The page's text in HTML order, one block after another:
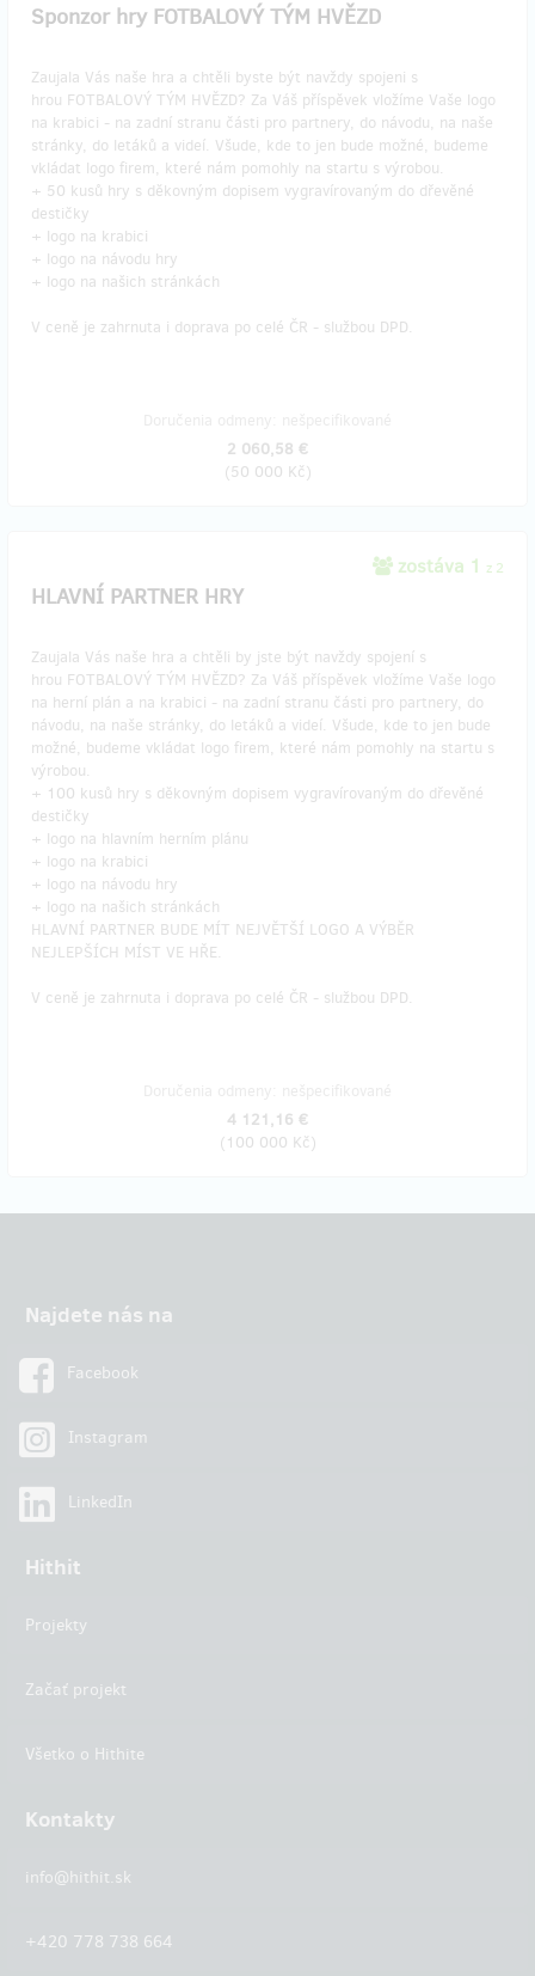
Sponzor hry FOTBALOVÝ TÝM HVĚZD
Zaujala Vás naše hra a chtěli byste být navždy spojeni s
hrou FOTBALOVÝ TÝM HVĚZD? Za Váš příspěvek vložíme Vaše logo
na krabici - na zadní stranu části pro partnery, do návodu, na naše
stránky, do letáků a videí. Všude, kde to jen bude možné, budeme
vkládat logo firem, které nám pomohly na startu s výrobou.
+ 50 kusů hry s děkovným dopisem vygravírovaným do dřevěné
destičky
+ logo na krabici
+ logo na návodu hry
+ logo na našich stránkách
V ceně je zahrnuta i doprava po celé ČR - službou DPD.
2 060,58 €
(50 000 Kč)
zostáva 1 z 2
HLAVNÍ PARTNER HRY
Zaujala Vás naše hra a chtěli by jste být navždy spojení s
hrou FOTBALOVÝ TÝM HVĚZD? Za Váš příspěvek vložíme Vaše logo
na herní plán a na krabici - na zadní stranu části pro partnery, do
návodu, na naše stránky, do letáků a videí. Všude, kde to jen bude
možné, budeme vkládat logo firem, které nám pomohly na startu s
výrobou.
+ 100 kusů hry s děkovným dopisem vygravírovaným do dřevěné
destičky
+ logo na hlavním herním plánu
+ logo na krabici
+ logo na návodu hry
​+ logo na našich stránkách
HLAVNÍ PARTNER BUDE MÍT NEJVĚTŠÍ LOGO A VÝBĚR
NEJLEPŠÍCH MÍST VE HŘE.
V ceně je zahrnuta i doprava po celé ČR - službou DPD.
4 121,16 €
(100 000 Kč)
Najdete nás na
Facebook
Instagram
LinkedIn
Hithit
Projekty
Začať projekt
Všetko o Hithite
Kontakty
info@hithit.sk
+420 778 738 664